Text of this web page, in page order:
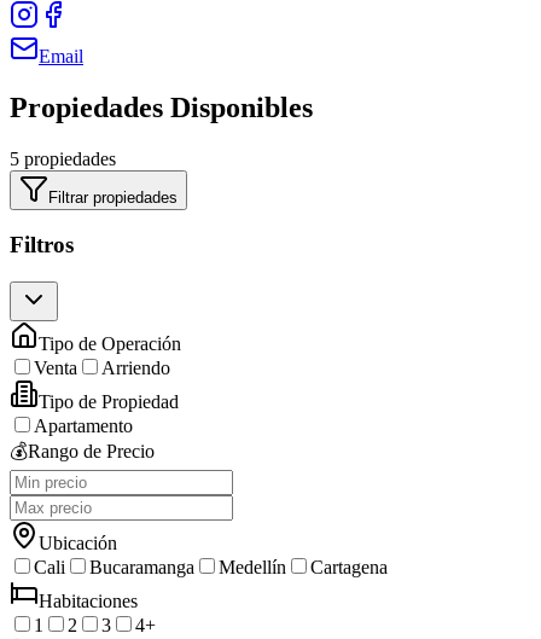
Email
Propiedades Disponibles
5 propiedades
Filtrar propiedades
Filtros
Tipo de Operación
Venta
Arriendo
Tipo de Propiedad
Apartamento
💰Rango de Precio
Ubicación
Cali
Bucaramanga Medellín
Cartagena
Habitaciones
1
2 3
4+